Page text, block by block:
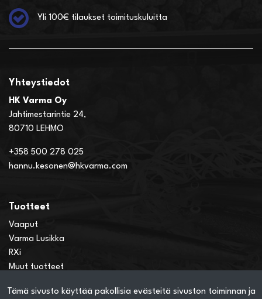
Tämä sivusto käyttää pakollisia evästeitä sivuston toiminnan ja
Yli 100€ tilaukset toimituskuluitta
Yhteystiedot
HK Varma Oy
Jahtimestarintie 24,
80710 LEHMO
+358 500 278 025
hannu.kesonen@hkvarma.com
Tuotteet
Vaaput
Varma Lusikka
RXi
Muut tuotteet